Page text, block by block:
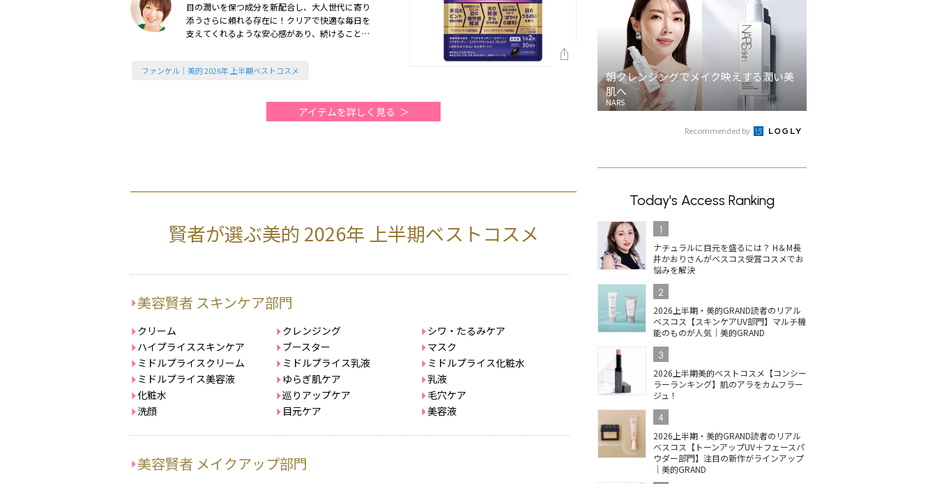
目の潤いを保つ成分を新配合し、大人世代に寄り
添うさらに頼れる存在に！クリアで快適な毎日を
支えてくれるような安心感があり、続けることで
ファンケル｜美的 2026年 上半期ベストコスメ
アイテムを詳しく見る
賢者が選ぶ美的 2026年 上半期ベストコスメ
美容賢者 スキンケア部門
クリーム クレンジング
シワ・たるみケア
ハイプライススキンケア
ブースター
マスク
ミドルプライスクリーム
ミドルプライス乳液
ミドルプライス化粧水
ミドルプライス美容液
ゆらぎ肌ケア
乳液
化粧水
巡りアップケア
毛穴ケア
洗顔
目元ケア 美容液
美容賢者 メイクアップ部門
朝クレンジングでメイク映えする潤い美
肌へ
NARS
Recommended by
Today's Access Ranking
1
ナチュラルに目元を盛るには？ H＆M長
井かおりさんがベスコス受賞コスメでお
悩みを解決
2
2026上半期・美的GRAND読者のリアル
ベスコス【スキンケアUV部門】マルチ機
能のものが人気｜美的GRAND
3
2026上半期美的ベストコスメ【コンシー
ラーランキング】肌のアラをカムフラー
ジュ！
4
2026上半期・美的GRAND読者のリアル
ベスコス【トーンアップUV＋フェースパ
ウダー部門】注目の新作がラインアップ
｜美的GRAND